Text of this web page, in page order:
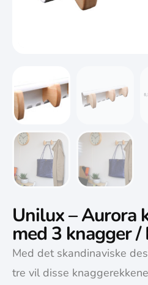
Unilux – Aurora
med 3 knagger /
Med det skandinaviske
tre vil disse